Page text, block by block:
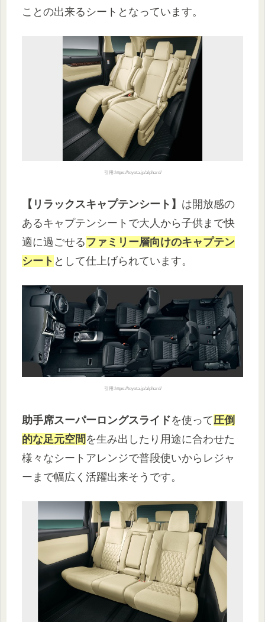
ことの出来るシートとなっています。
引用:https://toyota.jp/alphard/
【リラックスキャプテンシート】 は開放感の
あるキャプテンシートで大人から子供まで快
適に過ごせる ファミリー層向けのキャプテン
シート として仕上げられています。
引用:https://toyota.jp/alphard/
助手席スーパーロングスライドを使って圧倒
的な足元空間 を生み出したり用途に合わせた
様々なシートアレンジで普段使いからレジャ
ーまで幅広く活躍出来そうです。